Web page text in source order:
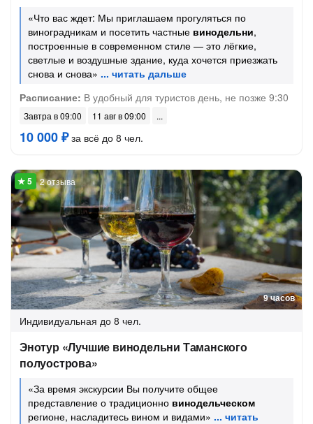
«Что вас ждет: Мы приглашаем прогуляться по
виноградникам и посетить частные винодельни,
построенные в современном стиле — это лёгкие,
светлые и воздушные здание, куда хочется приезжать
снова и снова»
Расписание: В удобный для туристов день, не позже 9:30
Завтра в 09:00 11 авг в 09:00
10 000 ₽за всё до 8 чел.
9 часов
2 отзыва
Индивидуальная до 8 чел.
Энотур «Лучшие винодельни Таманского
полуострова»
«За время экскурсии Вы получите общее
представление о традиционно винодельческом
регионе, насладитесь вином и видами»